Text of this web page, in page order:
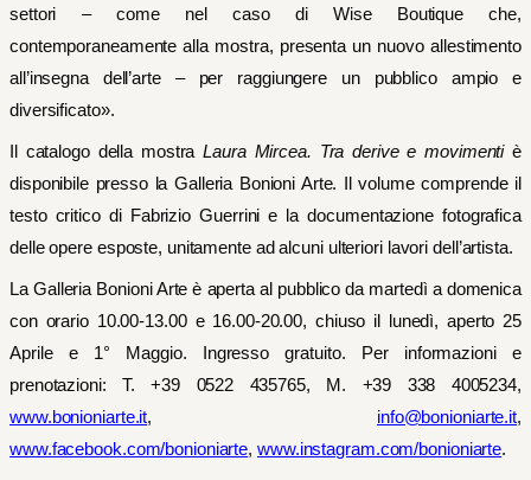
settori – come nel caso di Wise Boutique che,
contemporaneamente alla mostra, presenta un nuovo allestimento
all’insegna dell’arte – per raggiungere un pubblico ampio e
diversificato».
Il catalogo della mostraLaura Mircea. Tra derive e movimentiè
disponibile presso la Galleria Bonioni Arte. Il volume comprende il
testo critico di Fabrizio Guerrini e la documentazione fotografica
delle opere esposte, unitamente ad alcuni ulteriori lavori dell’artista.
La Galleria Bonioni Arte è aperta al pubblico da martedì a domenica
con orario 10.00-13.00 e 16.00-20.00, chiuso il lunedì, aperto 25
Aprile e 1° Maggio. Ingresso gratuito. Per informazioni e
prenotazioni: T. +39 0522 435765, M. +39 338 4005234,
www.bonioniarte.it, info@bonioniarte.it,
www.facebook.com/bonioniarte,www.instagram.com/bonioniarte.